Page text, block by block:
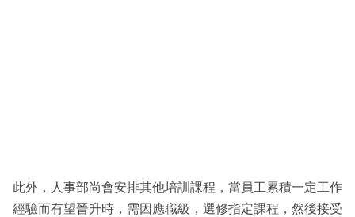
此外，人事部尚會安排其他培訓課程，當員工累積一定工作
經驗而有望晉升時，需因應職級，選修指定課程，然後接受